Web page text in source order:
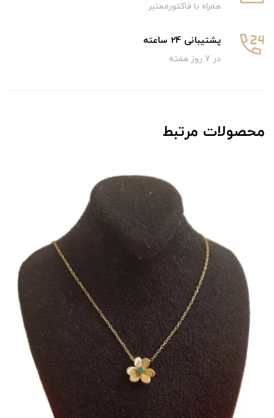
همراه با فاکتورمعتبر
پشتیبانی 24 ساعته
در 7 روز هفته
محصولات مرتبط